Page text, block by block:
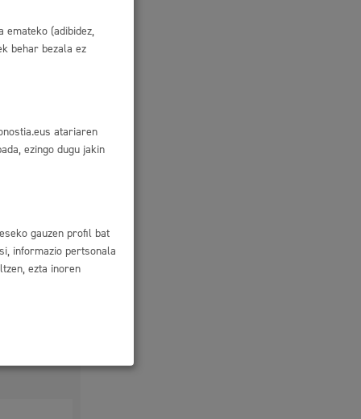
emateko (adibidez,
behar bezala ez
atariaren
ezingo dugu jakin
gauzen profil bat
informazio pertsonala
ezta inoren